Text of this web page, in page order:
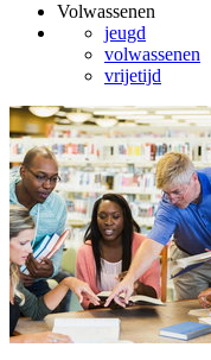
Volwassenen
jeugd
volwassenen
vrijetijd